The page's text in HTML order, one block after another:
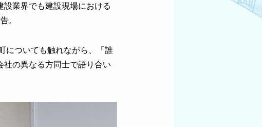
業界でも建設現場における
。
についても触れながら、「誰
社の異なる方同士で語り合い